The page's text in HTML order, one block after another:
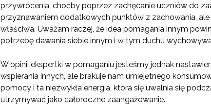
przywrócenia, choćby poprzez zachęcanie uczniów do
przyznawaniem dodatkowych punktów z zachowania,
właściwa. Uważam raczej, że idea pomagania innym
potrzebę dawania siebie innym i w tym duchu
W opinii ekspertki w pomaganiu jesteśmy jednak
wspierania innych, ale brakuje nam umiejętnego
pomocy i ta niezwykła energia, która się uwalnia się
utrzymywać jako całoroczne zaangażowanie.